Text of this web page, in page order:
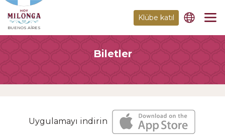
BUENOS AIRES
Klübe katıl
Biletler
Uygulamayı indirin